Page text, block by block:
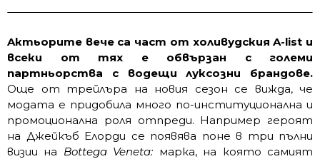
Aктьорите вече са част от холивудския A-list и
всеки от тях е обвързан с големи
партньорства с водещи луксозни брандове.
Още от трейлъра на новия сезон се вижда, че
модата е придобила много по-институционална и
промоционална роля отпреди. Например героят
на Джейкъб Елорди се появява поне в три пълни
визии на Bottega Veneta: марка, на която самият